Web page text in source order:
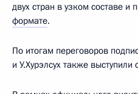
двух стран в узком составе и
формате.
По итогам переговоров
и У.Хурэлсух также выступили